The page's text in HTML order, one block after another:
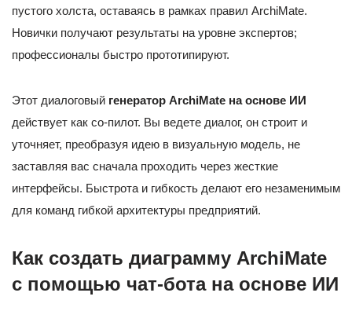
пустого холста, оставаясь в рамках правил ArchiMate.
Новички получают результаты на уровне экспертов;
профессионалы быстро прототипируют.
Этот диалоговый генератор ArchiMate на основе ИИ
действует как со-пилот. Вы ведете диалог, он строит и
уточняет, преобразуя идею в визуальную модель, не
заставляя вас сначала проходить через жесткие
интерфейсы. Быстрота и гибкость делают его незаменимым
для команд гибкой архитектуры предприятий.
Как создать диаграмму ArchiMate
с помощью чат-бота на основе ИИ